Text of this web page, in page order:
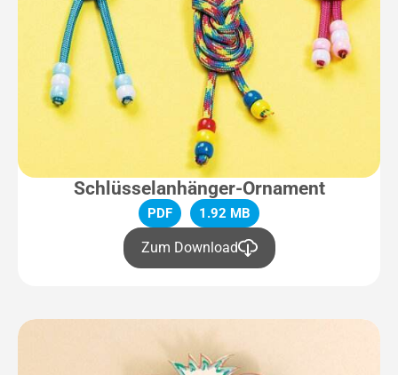
Schlüsselanhänger-Ornament
PDF 1.92 MB
Zum Download